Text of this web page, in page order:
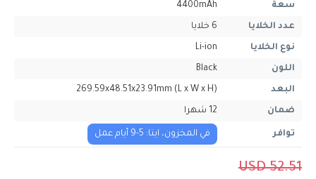
سعة 4400mAh
عدد الخلايا 6 خلايا
نوع الخلايا Li-ion
اللون Black
البعد 269.59x48.51x23.91mm (L x W x H)
ضمان 12 شهرا
توافر في المخزون، ايتا: 5-9 أيام عمل
USD 52.51